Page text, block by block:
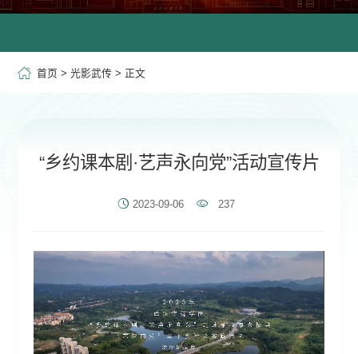
首页 >光影武传 > 正文
“乡约课本剧·艺声永向党”活动宣传片
2023-09-06 237